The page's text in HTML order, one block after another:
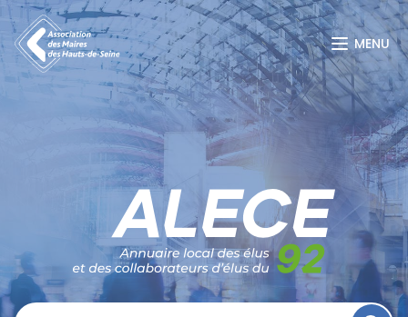
MENU
Annuaire local des élus et des collaborateurs d'élus du 92